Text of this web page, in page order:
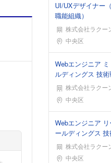
UI/UXデザイナー
職能組織）
株式会社ラクー
勤務地中央区
Webエンジニア
ルディングス 技術
株式会社ラクー
勤務地中央区
Webエンジニア
ールディングス 技
株式会社ラクー
勤務地中央区